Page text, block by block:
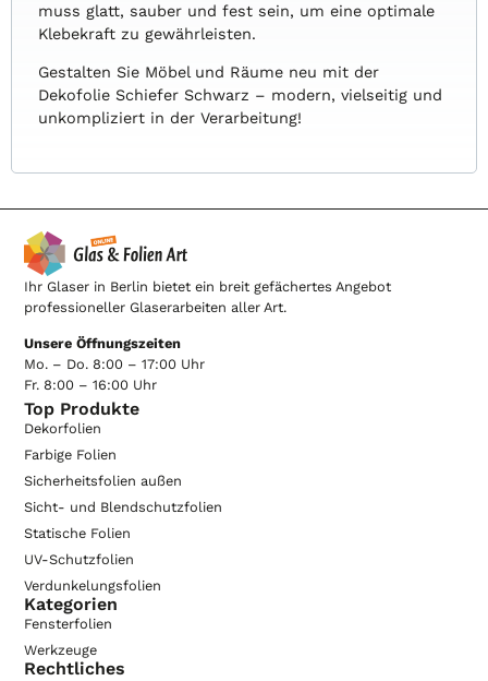
muss glatt, sauber und fest sein, um eine optimale
Klebekraft zu gewährleisten.
Gestalten Sie Möbel und Räume neu mit der
Dekofolie Schiefer Schwarz – modern, vielseitig und
unkompliziert in der Verarbeitung!
Ihr Glaser in Berlin bietet ein breit gefächertes Angebot
professioneller Glaserarbeiten aller Art.
Unsere Öffnungszeiten
Mo. – Do. 8:00 – 17:00 Uhr
Fr. 8:00 – 16:00 Uhr
Top Produkte
Dekorfolien
Farbige Folien
Sicherheitsfolien außen
Sicht- und Blendschutzfolien
Statische Folien
UV-Schutzfolien
Verdunkelungsfolien
Kategorien
Fensterfolien
Werkzeuge
Rechtliches